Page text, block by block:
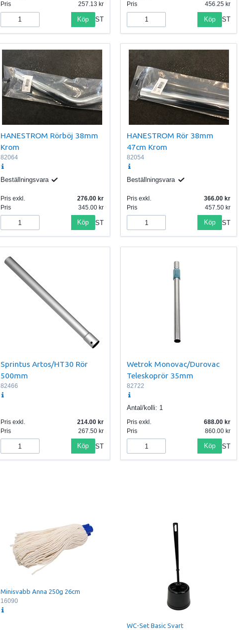
Pris
257.13
Köp ST
Pris
456.25
Köp ST
HANESTROM Rörböj 38mm
Krom
82064
Beställningsvara
Pris exkl.
276.00
Pris
345.00
Köp ST
HANESTROM Rör 38mm
47cm Krom
82054
Beställningsvara
Pris exkl.
366.00
Pris
457.50
Köp ST
Sprintus Artos/HT30 Rör
500mm
82466
Pris exkl.
214.00
Pris
267.50
Köp ST
Wetrok Monovac/Durovac
Teleskoprör 35mm
82722
Antal/kolli: 1
Pris exkl.
688.00
Pris
860.00
Köp ST
Minisvabb Anna 250g 26cm
16090
WC-Set Basic Svart